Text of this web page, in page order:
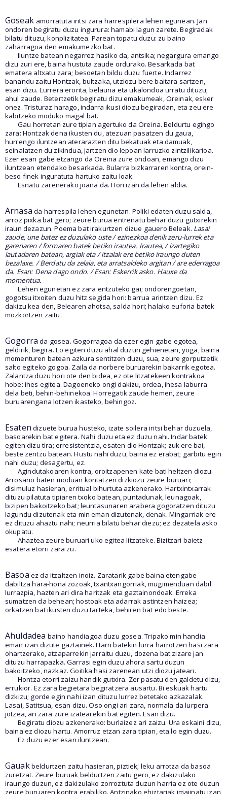
Goseak amorratuta iritsi zara harrespilera lehen egunean. Jan
ondoren begiratu duzu ingurura: hamabi lagun zarete. Begiradak
bilatu dituzu, konplizitatea. Parean topatu duzu: zu baino
zaharragoa den emakumezko bat.
Iluntze batean negarrez hasiko da, antsika; negargura emango
dizu zuri ere, baina hustuta zaude ordurako. Besarkada bat
ematera altxatu zara; besoetan bildu duzu fuerte. Indarrez
banandu zaitu Hontzak, bultzaka, utziozu bere baitara sartzen,
esan dizu. Lurrera erorita, belauna eta ukalondoa urratu dituzu;
ahul zaude. Betertzetik begiratu dizu emakumeak, Oreinak, esker
onez. Tristuraz harago, indarra ikusi diozu begiradan, eta zeu ere
kabitzeko moduko magal bat.
Gau horretan zure tipian agertuko da Oreina. Beldurtu egingo
zara: Hontzak dena ikusten du, atezuan pasatzen du gaua,
hurrengo iluntzean aterarazten ditu bekatuak eta damuak,
seinalatzen du zikindua, jartzen dio lepoan larruzko zintzilikarioa.
Ezer esan gabe etzango da Oreina zure ondoan, emango dizu
iluntzean etendako besarkada. Bularra bizkarraren kontra, orein-
beso finek inguratuta hartuko zaitu loak.
Esnatu zarenerako joana da. Hori izan da lehen aldia.
Arnasa da harrespila lehen egunetan. Poliki edaten duzu salda,
arroz pixka bat gero; zeure burua entrenatu behar duzu gutxirekin
iraun dezazun. Poema bat irakurtzen dizue gauero Beleak. Lasai
zaude, une batez ez duzulako uste / ezinezkoa denik zeru-lurrek eta
garenaren / formaren batek betiko irautea. Irautea, / izartegiko
lautadaren batean, argiak eta / itzalak ere betiko iraungo duten
bezalaxe. / Berdatu da zelaia, eta arratsaldeko argitan / are ederragoa
da. Esan: Dena dago ondo. / Esan: Eskerrik asko. Hauxe da
momentua.
Lehen egunetan ez zara entzuteko gai; ondorengoetan,
gogotsu itxoiten duzu hitz segida hori: barrua arintzen dizu. Ez
dakizu kea den, Belearen ahotsa, salda hori; halako euforia batek
mozkortzen zaitu.
Gogorra da gosea. Gogorragoa da ezer egin gabe egotea,
geldirik, begira. Lo egiten duzu ahal duzun gehienetan, yoga, baina
momenturen batean azkura sentitzen duzu, sua, zeure gorputzetik
salto egiteko gogoa. Zaila da norbere buruarekin bakarrik egotea.
Zalantza duzu hori ote den bidea, ez ote litzatekeen kontrakoa
hobe: ihes egitea. Dagoeneko ongi dakizu, ordea, ihesa laburra
dela beti, behin-behinekoa. Horregatik zaude hemen, zeure
buruarengana lotzen ikasteko, behingoz.
Esaten dizuete burua husteko, izate soilera iritsi behar duzuela,
basoarekin bat egitera. Nahi duzu eta ez duzu nahi. Indar batek
egiten dizu tira; erresistentzia, esaten dio Hontzak; zuk ere bai,
beste zentzu batean. Hustu nahi duzu, baina ez erabat; garbitu egin
nahi duzu; desagertu, ez.
Agindutakoaren kontra, oroitzapenen kate bati heltzen diozu.
Arrosario baten moduan kontatzen dizkiozu zeure buruari;
disimuluz hasieran, erritual bihurtuta azkenerako. Hartxintxarrak
dituzu pilatuta tipiaren txoko batean, puntadunak, leunagoak,
bizipen bakoitzeko bat; leuntasunaren arabera gogoratzen dituzu
lagundu dizutenak eta min eman dizutenak, denak. Mingarriak ere
ez dituzu ahaztu nahi; neurria bilatu behar diezu; ez dezatela asko
okupatu.
Ahaztea zeure buruari uko egitea litzateke. Bizitzari baietz
esatera etorri zara zu.
Basoa ez da itzaltzen inoiz. Zaratarik gabe baina etengabe
dabiltza hara-hona zozoak, txantxangorriak, mugimenduan dabil
lurrazpia, hazten ari dira haritzak eta gaztainondoak. Erreka
sumatzen da behean; hostoak eta adarrak astintzen haizea;
orkatzen bat ikusten duzu tarteka, behiren bat edo beste.
Ahuldadea baino handiagoa duzu gosea. Tripako min handia
eman izan dizute gaztainek. Harri batekin lurra harrotzen hasi zara
ohartzerako, atzaparrekin jarraitu duzu, dozena bat zizare jan
dituzu harrapazka. Garrasi egin duzu ahora sartu duzun
bakoitzeko, nazkaz. Goitika hasi zarenean utzi diozu jateari.
Hontza etorri zaizu handik gutxira. Zer pasatu den galdetu dizu,
errukior. Ez zara begietara begiratzera ausartu. Bi eskuak hartu
dizkizu; gorde egin nahi izan dituzu lurrez betetako azkazalak.
Lasai, Satitsua, esan dizu. Oso ongi ari zara, normala da lurpera
jotzea, ari zara zure izatearekin bat egiten. Esan dizu.
Begiratu diozu azkenerako: burlaizez ari zaizu. Ura eskaini dizu,
baina ez diozu hartu. Amorruz etzan zara tipian, eta lo egin duzu.
Ez duzu ezer esan iluntzean.
Gauakbeldurtzen zaitu hasieran, piztiek; leku arrotza da basoa
zuretzat. Zeure buruak beldurtzen zaitu gero, ez dakizulako
iraungo duzun, ez dakizulako zorroztuta duzun harria ez ote duzun
zeure buruaren kontra erabiliko. Antzinako ehiztariak imajinatu izan